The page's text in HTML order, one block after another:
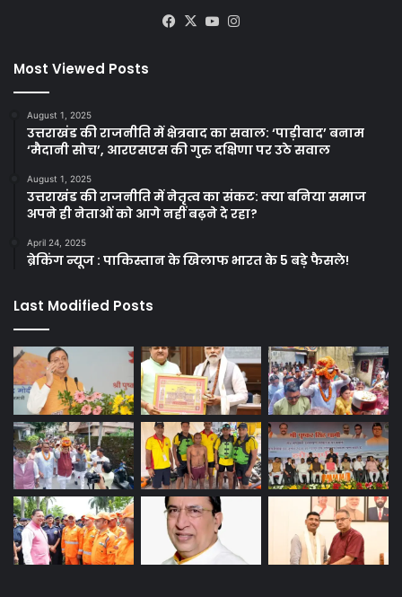
Facebook
X YouTube
Most Viewed Posts
August 1, 2025
उत्तराखंड की राजनीति में क्षेत्रवाद का सवाल: ‘पाड़ीवाद’ बनाम
‘मैदानी सोच’, आरएसएस की गुरु दक्षिणा पर उठे सवाल
August 1, 2025
उत्तराखंड की राजनीति में नेतृत्व का संकट: क्या बनिया समाज
अपने ही नेताओं को आगे नहीं बढ़ने दे रहा?
April 24, 2025
ब्रेकिंग न्यूज : पाकिस्तान के खिलाफ भारत के 5 बड़े फैसले!
Last Modified Posts